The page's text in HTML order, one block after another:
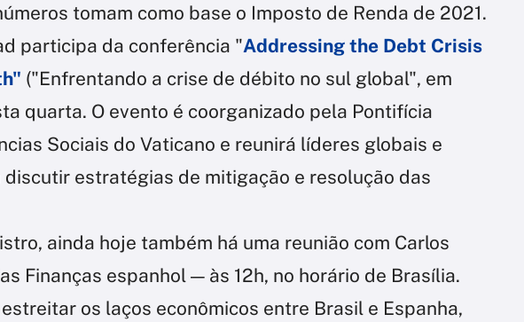
tomam como base o Imposto de Renda de 2021.
participa da conferência "Addressing the Debt Crisis
("Enfrentando a crise de débito no sul global", em
quarta. O evento é coorganizado pela Pontifícia
Sociais do Vaticano e reunirá líderes globais e
estratégias de mitigação e resolução das
ainda hoje também há uma reunião com Carlos
Finanças espanhol — às 12h, no horário de Brasília.
os laços econômicos entre Brasil e Espanha,